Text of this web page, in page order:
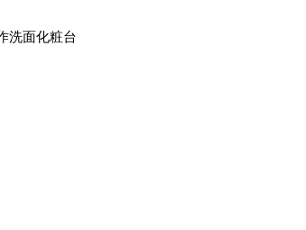
洗面化粧台